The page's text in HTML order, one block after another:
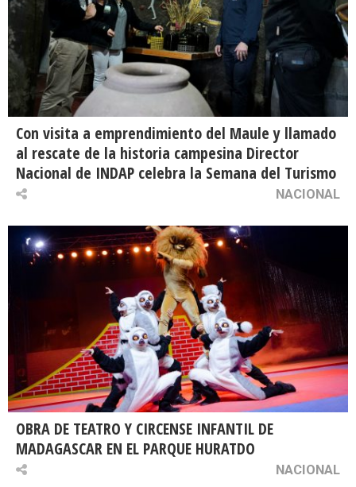
Con visita a emprendimiento del Maule y llamado
al rescate de la historia campesina Director
Nacional de INDAP celebra la Semana del Turismo
NACIONAL
OBRA DE TEATRO Y CIRCENSE INFANTIL DE
MADAGASCAR EN EL PARQUE HURATDO
NACIONAL